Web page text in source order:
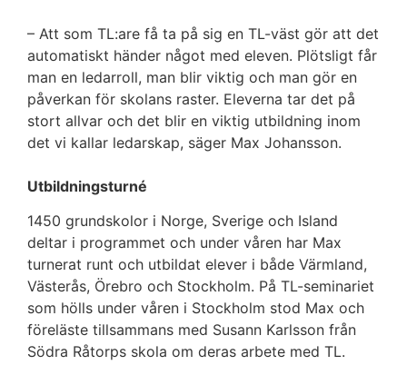
– Att som TL:are få ta på sig en TL-väst gör att det
automatiskt händer något med eleven. Plötsligt får
man en ledarroll, man blir viktig och man gör en
påverkan för skolans raster. Eleverna tar det på
stort allvar och det blir en viktig utbildning inom
det vi kallar ledarskap, säger Max Johansson.
Utbildningsturné
1450 grundskolor i Norge, Sverige och Island
deltar i programmet och under våren har Max
turnerat runt och utbildat elever i både Värmland,
Västerås, Örebro och Stockholm. På TL-seminariet
som hölls under våren i Stockholm stod Max och
föreläste tillsammans med Susann Karlsson från
Södra Råtorps skola om deras arbete med TL.